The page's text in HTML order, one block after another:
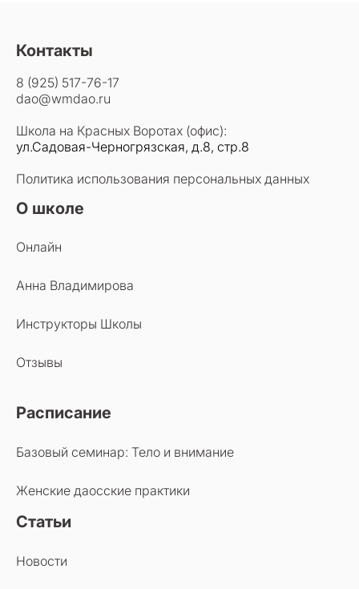
Контакты
8 (925) 517-76-17
dao@wmdao.ru
Школа на Красных Воротах (офис):
ул.Садовая-Черногрязская, д.8, стр.8
Политика использования персональных данных
О школе
Онлайн
Анна Владимирова
Инструкторы Школы
Отзывы
Расписание
Базовый семинар: Тело и внимание
Женские даосские практики
Статьи
Новости